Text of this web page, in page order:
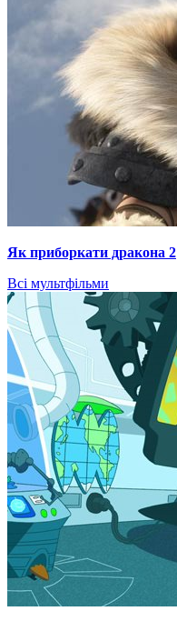
Як приборкати дракона 2
Всі мультфільми